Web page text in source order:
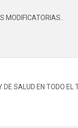
MODIFICATORIAS..
SALUD EN TODO EL